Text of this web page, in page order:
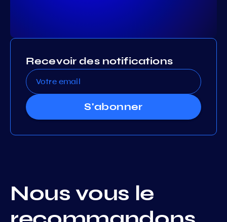
Recevoir des notifications
S'abonner
Nous vous le